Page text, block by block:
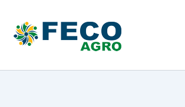
contenido